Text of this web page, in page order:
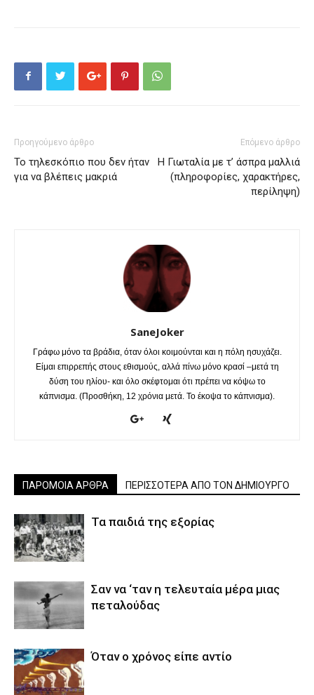
Προηγούμενο άρθρο
Το τηλεσκόπιο που δεν ήταν
για να βλέπεις μακριά
Επόμενο άρθρο
Η Γιωταλία με τ’ άσπρα μαλλιά
(πληροφορίες, χαρακτήρες,
περίληψη)
SaneJoker
Γράφω μόνο τα βράδια, όταν όλοι κοιμούνται και η πόλη ησυχάζει.
Είμαι επιρρεπής στους εθισμούς, αλλά πίνω μόνο κρασί –μετά τη
δύση του ηλίου- και όλο σκέφτομαι ότι πρέπει να κόψω το
κάπνισμα. (Προσθήκη, 12 χρόνια μετά. Το έκοψα το κάπνισμα).
ΠΑΡΟΜΟΙΑ ΑΡΘΡΑ ΠΕΡΙΣΣΟΤΕΡΑ ΑΠΟ ΤΟΝ ΔΗΜΙΟΥΡΓΟ
Τα παιδιά της εξορίας
Σαν να ‘ταν η τελευταία μέρα μιας
πεταλούδας
Όταν ο χρόνος είπε αντίο